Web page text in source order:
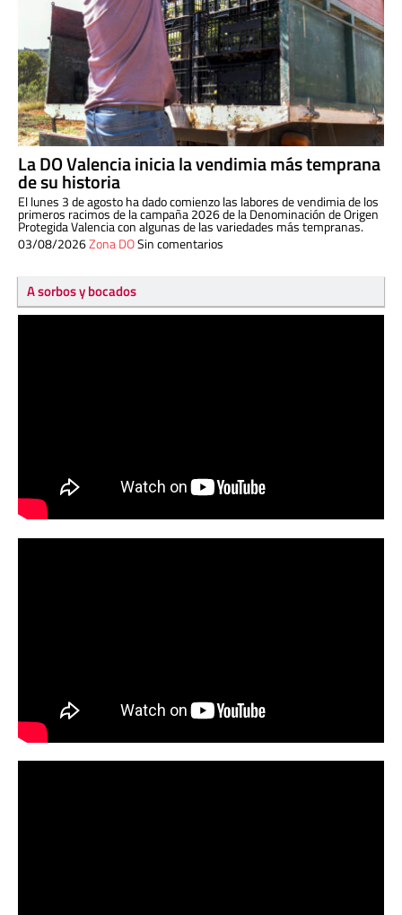
La DO Valencia inicia la vendimia más temprana
de su historia
El lunes 3 de agosto ha dado comienzo las labores de vendimia de los
primeros racimos de la campaña 2026 de la Denominación de Origen
Protegida Valencia con algunas de las variedades más tempranas.
03/08/2026Zona DOSin comentarios
A sorbos y bocados